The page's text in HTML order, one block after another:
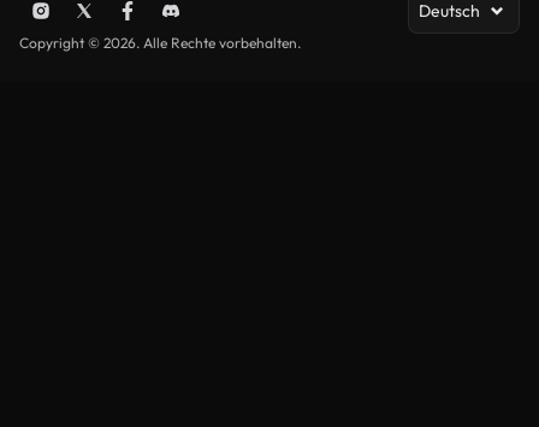
Deutsch
Copyright © 2026. Alle Rechte vorbehalten.